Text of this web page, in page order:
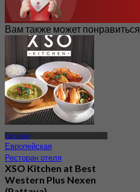
Вам также может понравиться
Паттайя
Европейская
Ресторан отеля
XSO Kitchen at Best
Western Plus Nexen